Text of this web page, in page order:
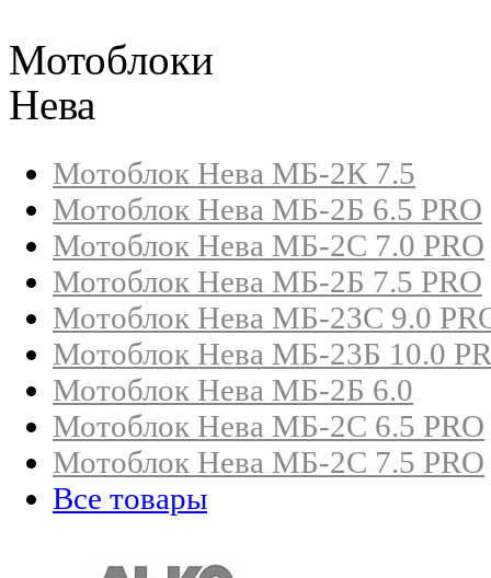
Мотоблоки
Нева
Мотоблок Нева МБ-2К 7.5
Мотоблок Нева МБ-2Б 6.5 PRO
Мотоблок Нева МБ-2С 7.0 PRO
Мотоблок Нева МБ-2Б 7.5 PRO
Мотоблок Нева МБ-23С 9.0
Мотоблок Нева МБ-23Б 10.0
Мотоблок Нева МБ-2Б 6.0
Мотоблок Нева МБ-2С 6.5 PRO
Мотоблок Нева МБ-2С 7.5 PRO
Все товары